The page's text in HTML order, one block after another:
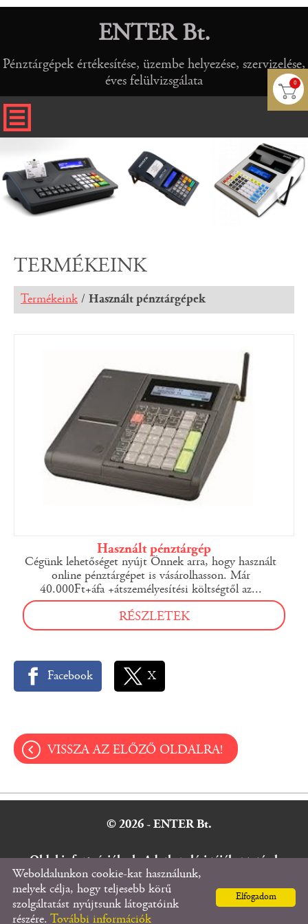
0
ENTER Bt.
Pénztárgépek értékesítése, üzembe helyezése, szervizelése,
éves felülvizsgálata
TERMÉKEINK
Termékeink / Használt pénztárgépek
Használt pénztárgép
Cégünk lehetőséget nyújt Önnek arra, hogy használt
online pénztárgépet is vásárolhasson. Már
40.000Ft+áfa +átszemélyesítési költségtől az...
RÉSZLETEK
Facebook X
VISSZA AZ ELŐZŐ OLDALRA!
© 2026 - ENTER Bt.
Oldal információklAdatkezelési tájékoztatól
Impresszum
Elfogadom
Weboldalunkon cookie-kat használunk,
melyek célja, hogy teljesebb körű
szolgáltatást nyújtsunk látogatóink
részére. További információk